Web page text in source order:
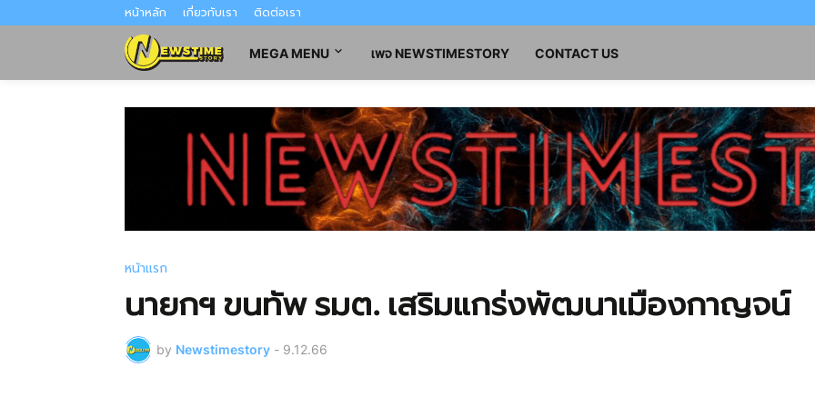
หน้าหลัก เกี่ยวกับเรา ติดต่อเรา
MEGA MENU เพจ NEWSTIMESTORY CONTACT US
หน้าแรก
นายกฯ ขนทัพ รมต. เสริมแกร่งพัฒนาเมืองกาญจน์
by Newstimestory - 9.12.66